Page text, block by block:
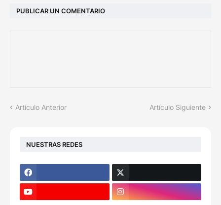
PUBLICAR UN COMENTARIO
Artículo Anterior Artículo Siguiente
NUESTRAS REDES